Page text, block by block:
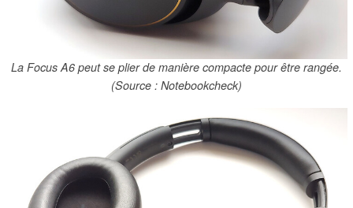
La Focus A6 peut se plier de manière compacte pour être rangée.
(Source : Notebookcheck)